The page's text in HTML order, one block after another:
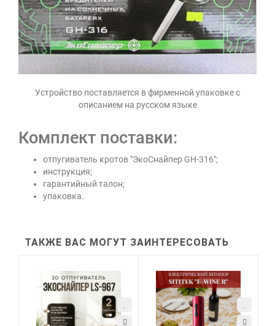
Устройство поставляется в фирменной упаковке с
описанием на русском языке
Комплект поставки:
отпугиватель кротов "ЭкоСнайпер GH-316";
инструкция;
гарантийный талон;
упаковка.
ТАКЖЕ ВАС МОГУТ ЗАИНТЕРЕСОВАТЬ